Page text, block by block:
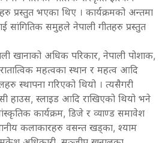
प्रस्तुत भएका थिए । कार्यक्रमको अन्तमा
सांगितिक समुहले नेपाली गीतहरु प्रस्तुत
खानाको अधिक परिकार, नेपाली पोशाक,
महत्वका स्थान र महत्व आदि
स्थापना गरिएको थियो । त्यसैगरी
हाउस, स्लाइड आदि राखिएको थियो भने
कार्यक्रम, डिजे र व्याण्ड समावेश
कलाकारहरु वसन्त खड्का, श्याम